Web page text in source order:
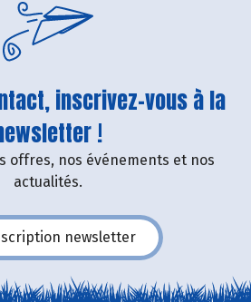
inscrivez-vous à la
!
offres, nos événements et nos
actualités.
newsletter